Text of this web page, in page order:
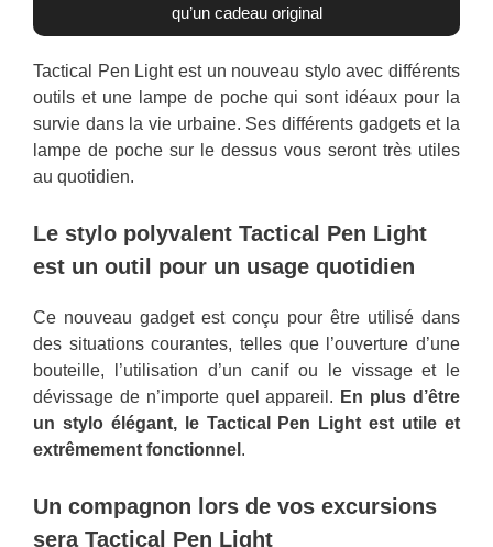
qu’un cadeau original
Tactical Pen Light est un nouveau stylo avec différents
outils et une lampe de poche qui sont idéaux pour la
survie dans la vie urbaine. Ses différents gadgets et la
lampe de poche sur le dessus vous seront très utiles
au quotidien.
Le stylo polyvalent Tactical Pen Light
est un outil pour un usage quotidien
Ce nouveau gadget est conçu pour être utilisé dans
des situations courantes, telles que l’ouverture d’une
bouteille, l’utilisation d’un canif ou le vissage et le
dévissage de n’importe quel appareil. En plus d’être
un stylo élégant, le Tactical Pen Light est utile et
extrêmement fonctionnel .
Un compagnon lors de vos excursions
sera Tactical Pen Light